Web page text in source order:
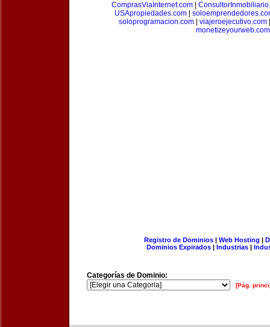
ComprasViaInternet.com
USApropiedades.com
soloprogramacion.com
viajeroejecutivo.com
monetizeyourweb.com
Registro de Dominios| Web Hosting |
Dominios Expirados | Industrias |
Categorías de Dominio:
[Pág.